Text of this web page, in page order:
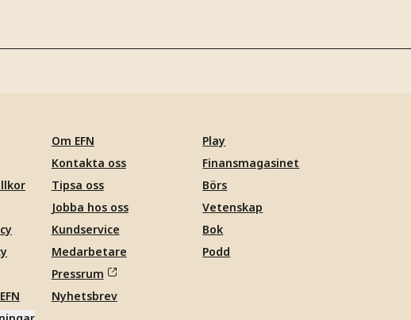
Om EFN
Kontakta oss
Tipsa oss
Jobba hos oss
Kundservice
Medarbetare
Pressrum
Nyhetsbrev
Play
Finansmagasinet
Börs
Vetenskap
Bok
Podd